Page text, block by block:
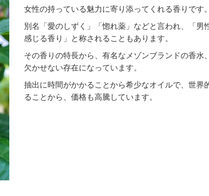
女性の持っている魅力に寄り添ってくれる香りです。
別名「愛のしずく」「惚れ薬」などと言われ、「男
感じる香り」と称されることもあります。
その香りの特長から、有名なメゾンブランドの香水
欠かせない存在になっています。
抽出に時間がかかることから希少なオイルで、世界
ることから、価格も高騰しています。